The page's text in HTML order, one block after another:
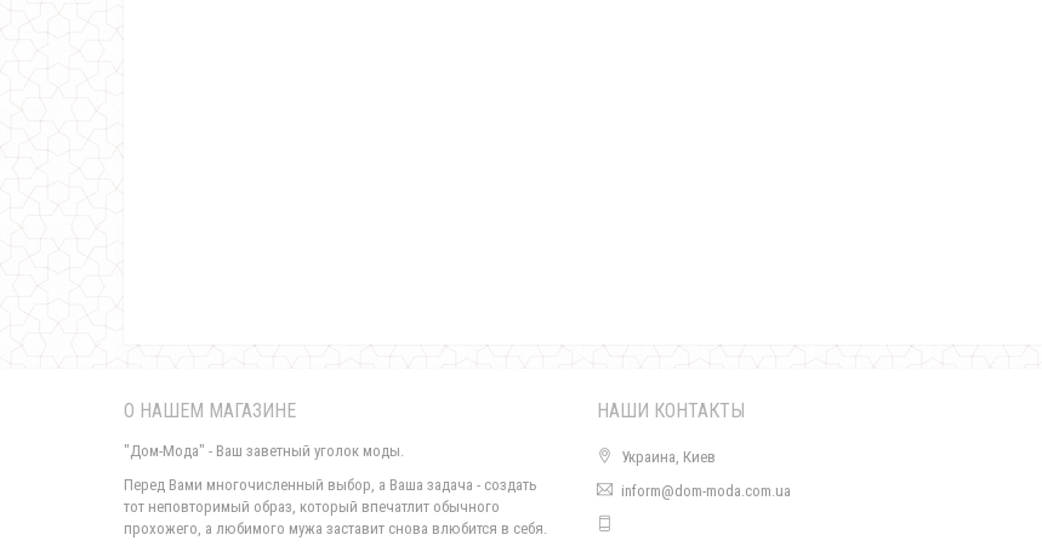
О НАШЕМ МАГАЗИНЕ
"Дом-Мода" - Ваш заветный уголок моды.
Перед Вами многочисленный выбор, а Ваша задача - создать
тот неповторимый образ, который впечатлит обычного
прохожего, а любимого мужа заставит снова влюбится в себя.
НАШИ КОНТАКТЫ
Украина, Киев
inform@dom-moda.com.ua